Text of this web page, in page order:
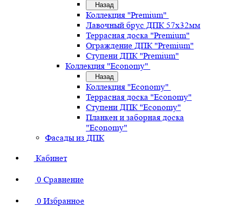
Назад
Коллекция "Premium"
Лавочный брус ДПК 57х32мм
Террасная доска "Premium"
Ограждение ДПК "Premium"
Ступени ДПК "Premium"
Коллекция "Economy"
Назад
Коллекция "Economy"
Террасная доска "Economy"
Ступени ДПК "Economy"
Планкен и заборная доска
"Economy"
Фасады из ДПК
Кабинет
0 Сравнение
0 Избранное